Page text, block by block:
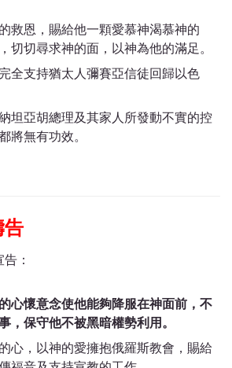
救恩，賜給他一顆愛慕神渴慕神的
切切尋求神的面，以神為他的滿足。
全支持猶太人彌賽亞信徒回歸以色
坦亞胡總理及其家人所發動不實的控
將無有功效。
告
：
心懷意念使他能夠降服在神面前，不
，保守他不被黑暗權勢利用。
心，以神的愛擁抱俄羅斯教會，賜給